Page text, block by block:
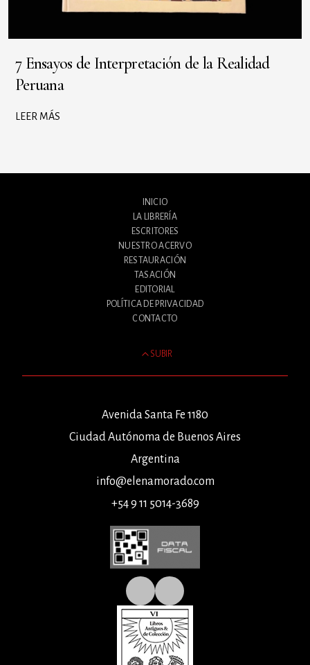
7 Ensayos de Interpretación de la Realidad
Peruana
LEER MÁS
INICIO
LA LIBRERÍA
ESCRITORES
NUESTRO ACERVO
RESTAURACIÓN
TASACIÓN
EDITORIAL
POLÍTICA DE PRIVACIDAD
CONTACTO
SUBIR
Avenida Santa Fe 1180
Ciudad Autónoma de Buenos Aires
Argentina
info@elenamorado.com
+54 9 11 5014-3689